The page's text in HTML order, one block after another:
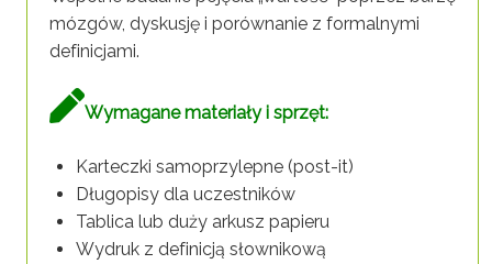
mózgów, dyskusję i porównanie z formalnymi
definicjami.
Wymagane materiały i sprzęt:
Karteczki samoprzylepne (post-it)
Długopisy dla uczestników
Tablica lub duży arkusz papieru
Wydruk z definicją słownikową